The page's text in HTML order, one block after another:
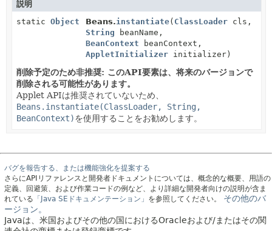
説明
static Object Beans.instantiate( ClassLoader cls,
String beanName,
BeanContext beanContext,
AppletInitializer initializer)
削除予定のため非推奨: このAPI要素は、将来のバージョンで
削除される可能性があります。
Applet APIは推奨されていないため、
Beans.instantiate(ClassLoader, String,
BeanContext)を使用することをお勧めします。
バグを報告する、または機能強化を提案する
さらにAPIリファレンスと開発者ドキュメントについては、概念的な概要、用語の
定義、回避策、および作業コードの例など、より詳細な開発者向けの説明が含ま
れている 「Java SEドキュメンテーション」 を参照してください。
その他のバ
ージョン。
Javaは、米国およびその他の国におけるOracleおよび/またはその関